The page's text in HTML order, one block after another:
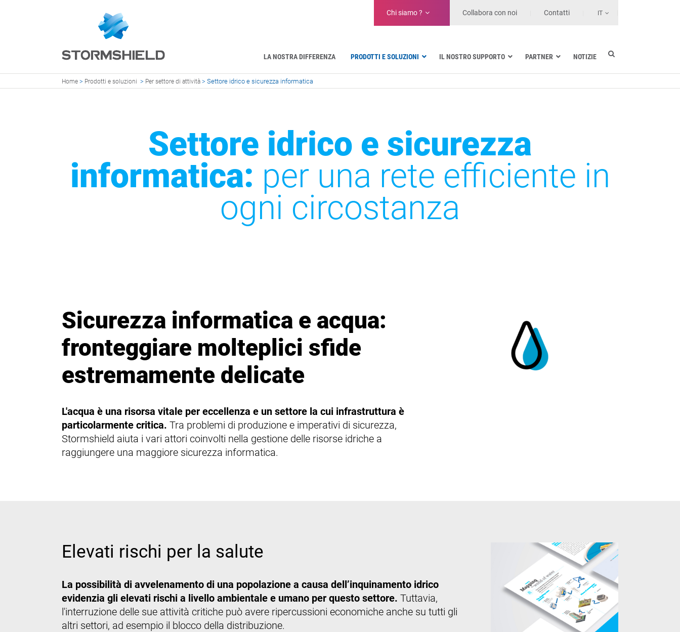
Chi siamo ? Collabora con noi Contatti IT
LA NOSTRA DIFFERENZA PRODOTTI E SOLUZIONI
Settore idrico
Facility Management & Warehouse
Tecnologie dell’informazione
IL NOSTRO SUPPORTO PARTNER NOTIZIE
Home > Prodotti e soluzioni > Per settore di attività > Settore idrico e sicurezza informatica
Settore idrico e sicurezza
informatica: per una rete efficiente in
ogni circostanza
Sicurezza informatica e acqua:
fronteggiare molteplici sfide
estremamente delicate
L'acqua è una risorsa vitale per eccellenza e un settore la cui infrastruttura è
particolarmente critica. Tra problemi di produzione e imperativi di sicurezza,
Stormshield aiuta i vari attori coinvolti nella gestione delle risorse idriche a
raggiungere una maggiore sicurezza informatica.
Elevati rischi per la salute
La possibilità di avvelenamento di una popolazione a causa dell’inquinamento idrico
evidenzia gli elevati rischi a livello ambientale e umano per questo settore. Tuttavia,
l'interruzione delle sue attività critiche può avere ripercussioni economiche anche su tutti gli
altri settori, ad esempio il blocco della distribuzione.